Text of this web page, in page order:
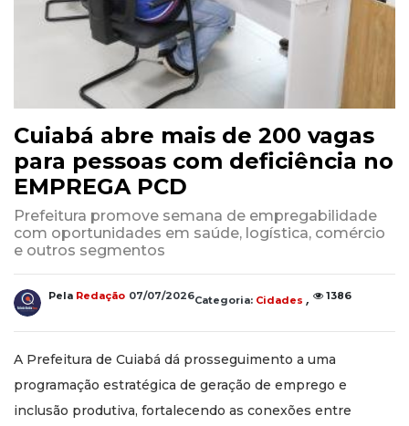
Cuiabá abre mais de 200 vagas
para pessoas com deficiência no
EMPREGA PCD
Prefeitura promove semana de empregabilidade
com oportunidades em saúde, logística, comércio
e outros segmentos
Pela Redação 07/07/2026Categoria: Cidades , 1386
A Prefeitura de Cuiabá dá prosseguimento a uma
programação estratégica de geração de emprego e
inclusão produtiva, fortalecendo as conexões entre